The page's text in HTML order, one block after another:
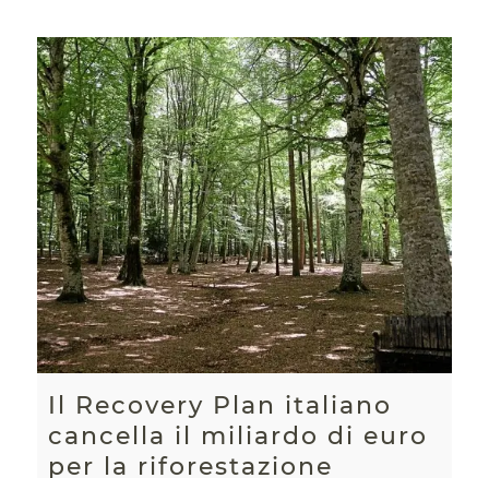
Il Recovery Plan italiano
cancella il miliardo di euro
per la riforestazione